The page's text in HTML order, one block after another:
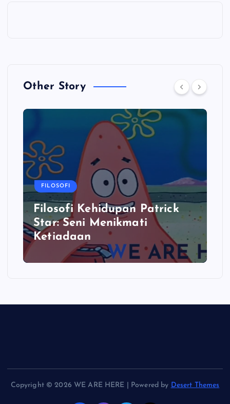
Other Story
FILOSOFI
Filosofi Kehidupan Patrick
Star: Seni Menikmati
Ketiadaan
Copyright © 2026 WE ARE HERE | Powered by Desert Themes